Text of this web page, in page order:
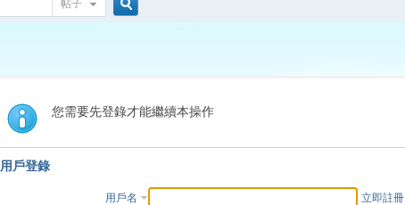
帖子
索
您需要先登錄才能繼續本操作
用戶登錄
用戶名 立即註冊